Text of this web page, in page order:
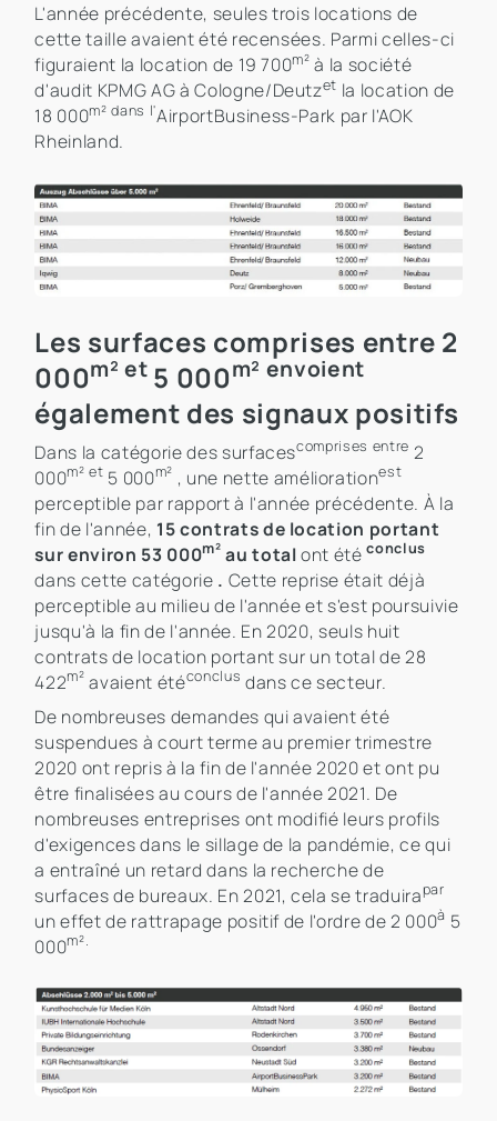
L'année précédente, seules trois locations de
cette taille avaient été recensées. Parmi celles-ci
figuraient la location de 19 700m² à la société
d'audit KPMG AG à Cologne/Deutzet la location de
18 000m² dans l'AirportBusiness-Park par l'AOK
Rheinland.
Les surfaces comprises entre 2
000m² et 5 000m² envoient
également des signaux positifs
Dans la catégorie des surfacescomprises entre 2
000m² et 5 000m² , une nette améliorationest
perceptible par rapport à l'année précédente. À la
fin de l'année, 15 contrats de location portant
sur environ 53 000m² au totalont étéconclus
dans cette catégorie . Cette reprise était déjà
perceptible au milieu de l'année et s'est poursuivie
jusqu'à la fin de l'année. En 2020, seuls huit
contrats de location portant sur un total de 28
422m² avaient étéconclus dans ce secteur.
De nombreuses demandes qui avaient été
suspendues à court terme au premier trimestre
2020 ont repris à la fin de l'année 2020 et ont pu
être finalisées au cours de l'année 2021. De
nombreuses entreprises ont modifié leurs profils
d'exigences dans le sillage de la pandémie, ce qui
a entraîné un retard dans la recherche de
surfaces de bureaux. En 2021, cela se traduirapar
un effet de rattrapage positif de l'ordre de 2 000à 5
000m².